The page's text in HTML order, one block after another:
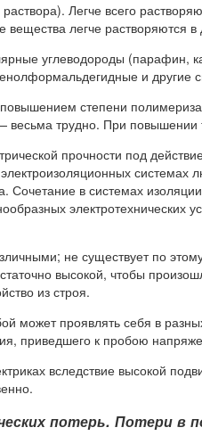
Легче всего
вещества легче растворяются
углеводороды (парафин,
и
степени
весьма трудно. При
прочности под
системах
Сочетание в системах
электротехнических
не существует по
высокой, чтобы
из строя.
может проявлять себя в
приведшего к пробою
вследствие высокой
потерь. Потери в